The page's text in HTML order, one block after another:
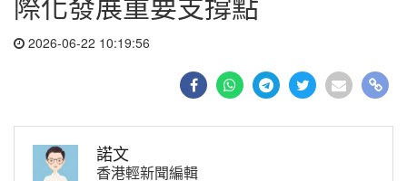
2026-06-22 10:19:56
諾文
香港輕新聞編輯